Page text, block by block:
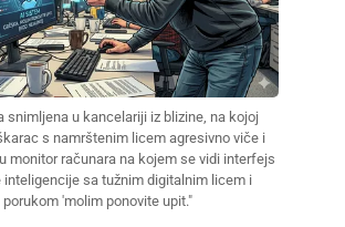
snimljena u kancelariji iz blizine, na kojoj
s namrštenim licem agresivno viče i
monitor računara na kojem se vidi interfejs
sa tužnim digitalnim licem i
porukom 'molim ponovite upit."